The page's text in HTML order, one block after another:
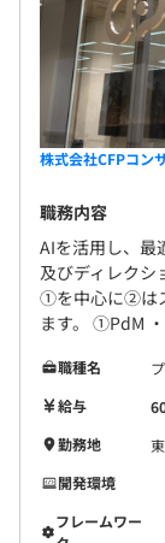
株式会社CFPコン
職務内容
AIを活用し、最
及びディレクシ
①を中心に②は
ます。 ①PdM
職種名
給与
勤務地
開発環境
フレームワー